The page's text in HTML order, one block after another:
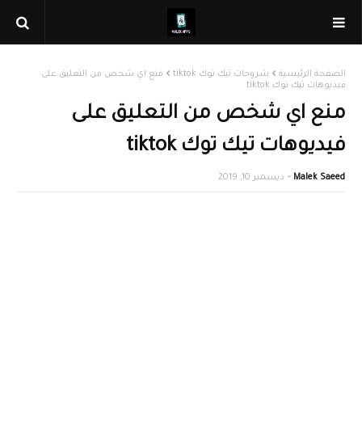
الصفحة الرئيسية شروحات تيك توك tiktok
منع اي شخص من التعليق على
فيديوهات تيك توك tiktok
منع اي شخص من التعليق على
فيديوهات تيك توك tiktok
Malek Saeed ديسمبر 10, 2019